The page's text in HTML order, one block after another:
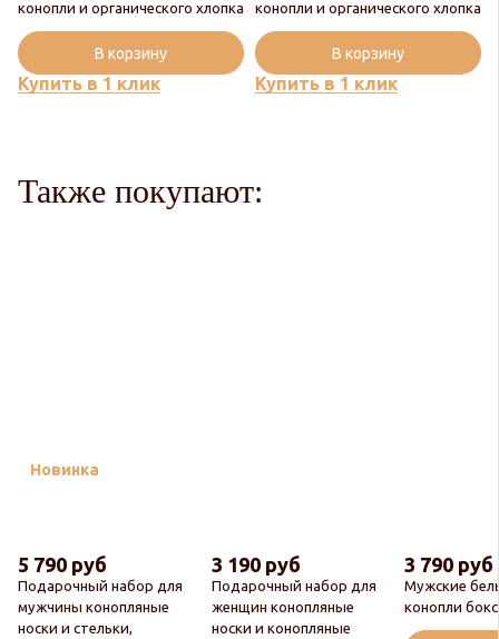
конопли и органического хлопка
Купить в 1 клик
В корзину
конопли и органического хлопка
Купить в 1 клик
В корзину
Также покупают:
Новинка
Подарочный набор для
мужчины конопляные
носки и стельки,
5 790 руб
Подарочный набор для
женщин конопляные
носки и конопляные
3 190 руб
Мужские
конопли
3 790 руб